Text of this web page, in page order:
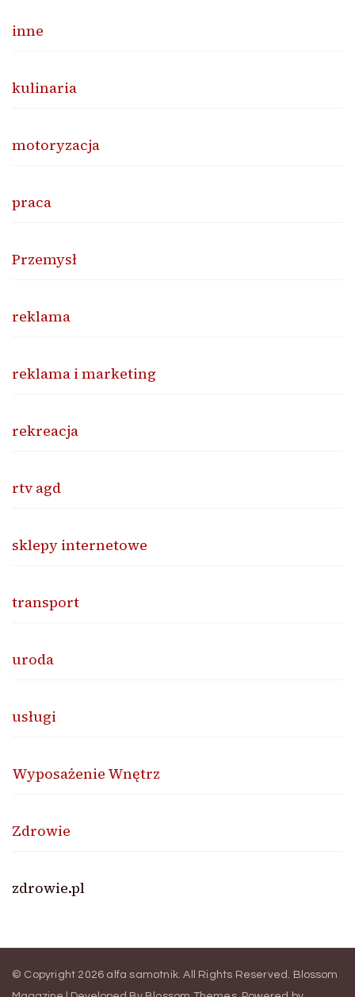
inne
kulinaria
motoryzacja
praca
Przemysł
reklama
reklama i marketing
rekreacja
rtv agd
sklepy internetowe
transport
uroda
usługi
Wyposażenie Wnętrz
Zdrowie
zdrowie.pl
© Copyright 2026 alfa samotnik. All Rights Reserved. Blossom